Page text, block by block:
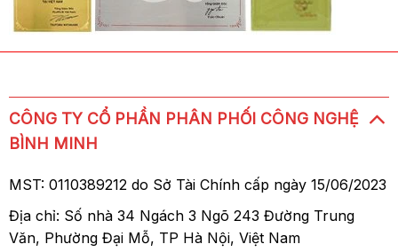
CÔNG TY CỔ PHẦN PHÂN PHỐI CÔNG NGHỆ
BÌNH MINH
MST: 0110389212 do Sở Tài Chính cấp ngày 15/06/2023
Địa chỉ: Số nhà 34 Ngách 3 Ngõ 243 Đường Trung
Văn, Phường Đại Mỗ, TP Hà Nội, Việt Nam